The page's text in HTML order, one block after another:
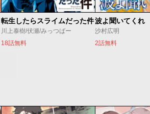
転生したらスライムだった件
川上泰樹/伏瀬/みっつばー
18話無料
波よ聞いてくれ
沙村広明
2話無料